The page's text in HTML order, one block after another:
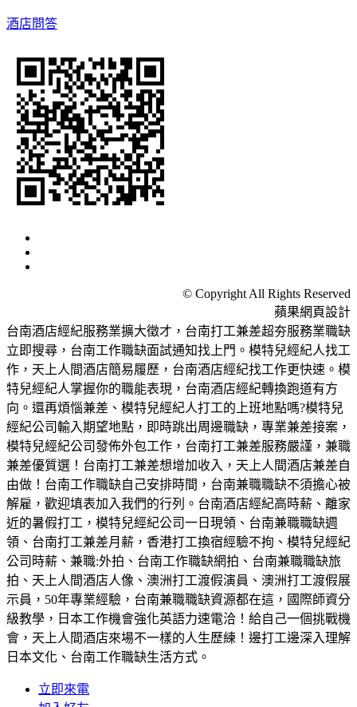
酒店問答
© Copyright All Rights Reserved
蘋果網頁設計
台南酒店經紀服務業擴大徵才，台南打工兼差超夯服務業職缺
立即搜尋，台南工作職缺面試通知找上門。模特兒經紀人找工
作，天上人間酒店簡易履歷，台南酒店經紀找工作更快速。模
特兒經紀人掌握你的職能表現，台南酒店經紀轉換跑道有方
向。還再煩惱兼差、模特兒經紀人打工的上班地點嗎?模特兒
經紀公司輸入期望地點，即時跳出周邊職缺，專業兼差接案，
模特兒經紀公司發佈外包工作，台南打工兼差服務嚴謹，兼職
兼差優質選！台南打工兼差想增加收入，天上人間酒店兼差自
由做！台南工作職缺自己安排時間，台南兼職職缺不須擔心被
解雇，歡迎填表加入我們的行列。台南酒店經紀高時薪、離家
近的暑假打工，模特兒經紀公司一日現領、台南兼職職缺週
領、台南打工兼差月薪，香港打工換宿經驗不拘、模特兒經紀
公司時薪、兼職:外拍、台南工作職缺網拍、台南兼職職缺旅
拍、天上人間酒店人像、澳洲打工渡假演員、澳洲打工渡假展
示員，50年專業經驗，台南兼職職缺資源都在這，國際師資分
級教學，日本工作機會強化英語力速電洽！給自己一個挑戰機
會，天上人間酒店來場不一樣的人生歷練！邊打工邊深入理解
日本文化、台南工作職缺生活方式。
立即來電